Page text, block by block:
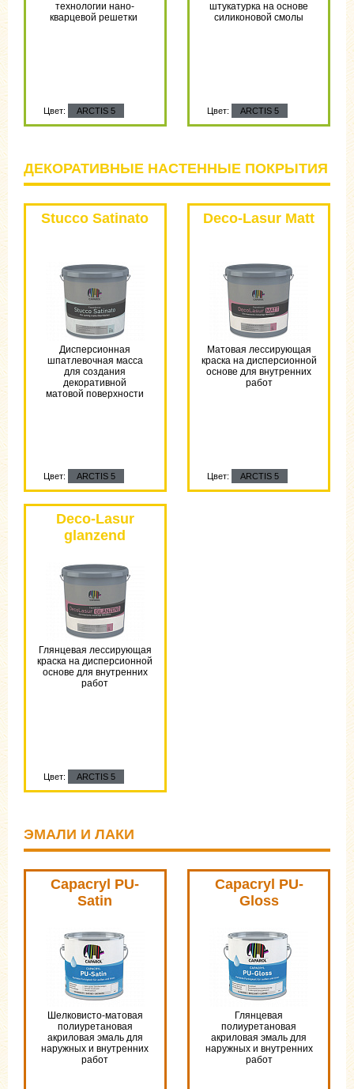
технологии нано-
кварцевой решетки
Цвет: ARCTIS 5
штукатурка на основе
силиконовой смолы
Цвет: ARCTIS 5
ДЕКОРАТИВНЫЕ НАСТЕННЫЕ ПОКРЫТИЯ
Stucco Satinato
Дисперсионная
шпатлевочная масса
для создания
декоративной
матовой поверхности
Цвет: ARCTIS 5
Deco-Lasur Matt
Матовая лессирующая
краска на дисперсионной
основе для внутренних
работ
Цвет: ARCTIS 5
Deco-Lasur
glanzend
Глянцевая лессирующая
краска на дисперсионной
основе для внутренних
работ
Цвет: ARCTIS 5
Цвет: ARCTIS 5
ЭМАЛИ И ЛАКИ
Capacryl PU-
Satin
Шелковисто-матовая
полиуретановая
акриловая эмаль для
наружных и внутренних
работ
Capacryl PU-
Gloss
Глянцевая
полиуретановая
акриловая эмаль для
наружных и внутренних
работ